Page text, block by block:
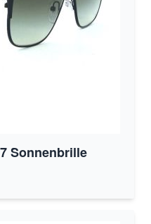
Sonnenbrille